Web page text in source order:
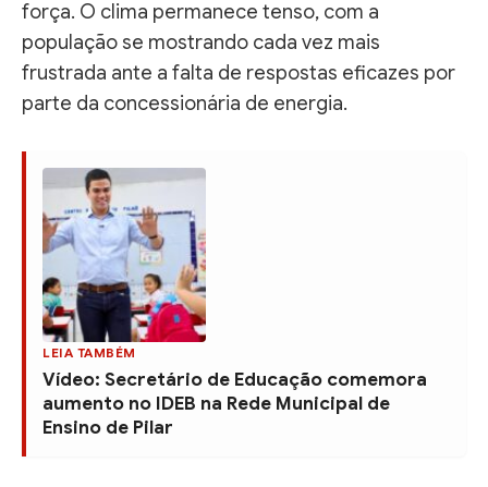
força. O clima permanece tenso, com a
população se mostrando cada vez mais
frustrada ante a falta de respostas eficazes por
parte da concessionária de energia.
LEIA TAMBÉM
Vídeo: Secretário de Educação comemora
aumento no IDEB na Rede Municipal de
Ensino de Pilar